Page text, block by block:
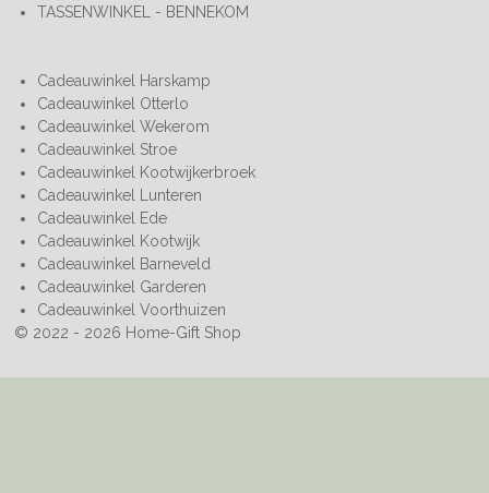
TASSENWINKEL - BENNEKOM
Cadeauwinkel Harskamp
Cadeauwinkel Otterlo
Cadeauwinkel Wekerom
Cadeauwinkel Stroe
Cadeauwinkel Kootwijkerbroek
Cadeauwinkel Lunteren
Cadeauwinkel Ede
Cadeauwinkel Kootwijk
Cadeauwinkel Barneveld
Cadeauwinkel Garderen
Cadeauwinkel Voorthuizen
© 2022 - 2026 Home-Gift Shop